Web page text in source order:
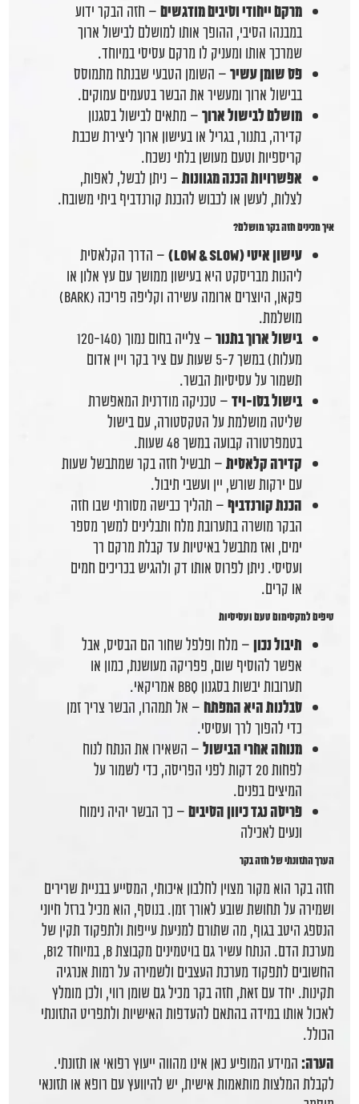
מרקם ייחודי וסיבים מודגשים – חזה הבקר ידוע
במבנהו הסיבי, ההופך אותו למושלם לבישול ארוך
שמרכך אותו ומעניק לו מרקם עסיסי במיוחד.
פס שומן עשיר – השומן הטבעי שבנתח מתמוסס
בבישול ארוך ומעשיר את הבשר בטעמים עמוקים.
מושלם לבישול ארוך – מתאים לבישול בסגנון
קדירה, בתנור, בגריל או בעישון ארוך ליצירת שכבת
קריספיות וטעם מעושן בלתי נשכח.
אפשרויות הכנה מגוונות – ניתן לבשל, לאפות,
לצלות, לעשן או לכבוש להכנת קורנדביף ביתי משובח.
איך מכינים חזה בקר מושלם?
עישון איטי (Low & Slow)
– הדרך הקלאסית
ליהנות מבריסקט היא בעישון ממושך עם עץ אלון או
פקאן, היוצרים ארומה עשירה וקליפה פריכה (Bark)
מושלמת.
בישול ארוך בתנור
– צלייה בחום נמוך (120-140
מעלות) במשך 5-7 שעות עם ציר בקר ויין אדום
תשמור על עסיסיות הבשר.
בישול בסו-ויד – טכניקה מודרנית המאפשרת
שליטה מושלמת על הטקסטורה, עם בישול
בטמפרטורה קבועה במשך 48 שעות.
קדירה קלאסית – תבשיל חזה בקר שמתבשל שעות
עם ירקות שורש, יין ועשבי תיבול.
הכנת קורנדביף – תהליך כבישה מסורתי שבו חזה
הבקר מושרה בתערובת מלח ותבלינים למשך מספר
ימים, ואז מתבשל באיטיות עד קבלת מרקם רך
ועסיסי. ניתן לפרוס אותו דק ולהגיש בכריכים חמים
או קרים.
טיפים למקסימום טעם ועסיסיות
תיבול נכון – מלח ופלפל שחור הם הבסיס, אבל
אפשר להוסיף שום, פפריקה מעושנת, כמון או
תערובות יבשות בסגנון BBQ אמריקאי.
סבלנות היא המפתח – אל תמהרו, הבשר צריך זמן
כדי להפוך לרך ועסיסי.
מנוחה אחרי הבישול – השאירו את הנתח לנוח
לפחות 20 דקות לפני הפריסה, כדי לשמור על
המיצים בפנים.
פריסה נגד כיוון הסיבים – כך הבשר יהיה נימוח
ונעים לאכילה
הערך התזונתי של חזה בקר
חזה בקר הוא מקור מצוין לחלבון איכותי, המסייע בבניית שרירים
ושמירה על תחושת שובע לאורך זמן. בנוסף, הוא מכיל ברזל חיוני
הנספג היטב בגוף, מה שתורם למניעת עייפות ולתפקוד תקין של
מערכת הדם. הנתח עשיר גם בויטמינים מקבוצת B, במיוחד B12,
החשובים לתפקוד מערכת העצבים ולשמירה על רמות אנרגיה
תקינות. יחד עם זאת, חזה בקר מכיל גם שומן רווי, ולכן מומלץ
לאכול אותו במידה בהתאם להעדפות האישיות ולתפריט התזונתי
הכולל.
הערה: המידע המופיע כאן אינו מהווה ייעוץ רפואי או תזונתי.
לקבלת המלצות מותאמות אישית, יש להיוועץ עם רופא או תזונאי